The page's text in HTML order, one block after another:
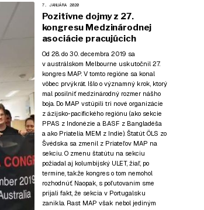
7. JANUÁRA 2020
Pozitívne dojmy z 27.
kongresu Medzinárodnej
asociácie pracujúcich
Od 28. do 30. decembra 2019 sa
v austrálskom Melbourne uskutočnil 27.
kongres MAP. V tomto regióne sa konal
vôbec prvýkrát. Išlo o významný krok, ktorý
mal posilniť medzinárodný rozmer nášho
boja. Do MAP vstúpili tri nové organizácie
z ázijsko-pacifického regiónu (ako sekcie
PPAS z Indonézie a BASF z Bangladéša
a ako Priatelia MEM z Indie). Štatút ÖLS zo
Švédska sa zmenil z Priateľov MAP na
sekciu. O zmenu štatútu na sekciu
požiadal aj kolumbijský ULET, žiaľ, po
termíne, takže kongres o tom nemohol
rozhodnúť. Naopak, s poľutovaním sme
prijali fakt, že sekcia v Portugalsku
zanikla. Rast MAP však nebol jediným